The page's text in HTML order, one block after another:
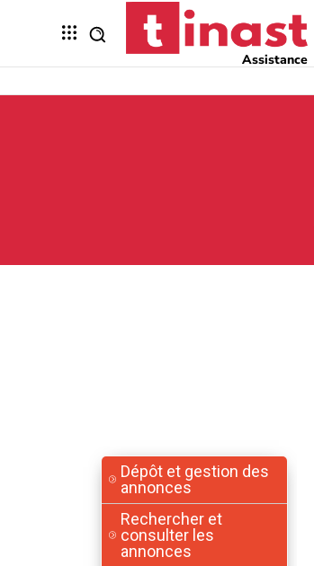
Assistance
Dépôt et gestion des
annonces
Rechercher et
consulter les
annonces